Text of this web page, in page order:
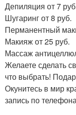
Депиляция от 7
Шугаринг от 8 руб.
Перманентный
Макияж от 25 руб.
Массаж
Желаете сделать
что выбрать!
Окунитесь в мир
запись по